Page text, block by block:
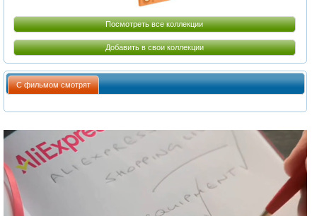
Посмотреть все коллекции
Добавить в свои коллекции
С фильмом смотрят